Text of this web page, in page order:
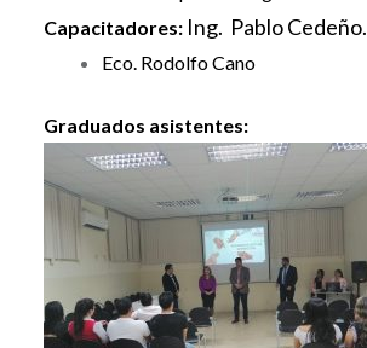
Capacitadores: Ing. Pablo Cedeño.
Eco. Rodolfo Cano
Graduados asistentes: